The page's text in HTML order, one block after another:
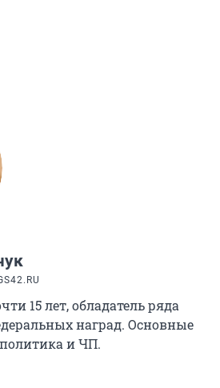
15 лет, обладатель ряда
наград. Основные
и ЧП.